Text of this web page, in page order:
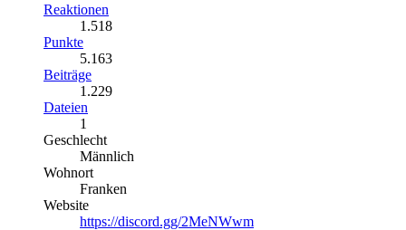
Reaktionen
1.518
Punkte
5.163
Beiträge
1.229
Dateien
1
Geschlecht
Männlich
Wohnort
Franken
Website
https://discord.gg/2MeNWwm